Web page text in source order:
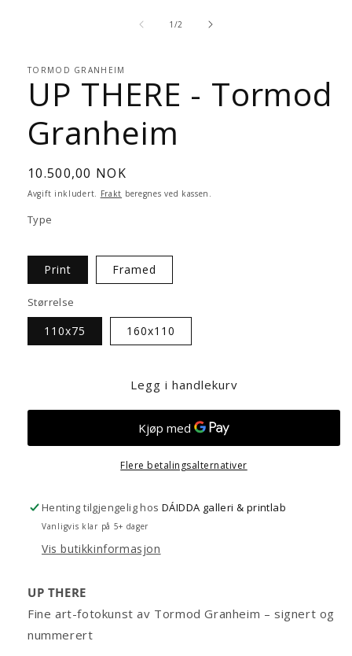
1 /av2
TORMOD GRANHEIM
UP THERE - Tormod
Granheim
Vanlig
pris
10.500,00 NOK
Avgift inkludert. Frakt beregnes ved kassen.
Type
Print Framed
Størrelse
110x75 160x110
Legg i handlekurv
Flere betalingsalternativer
Henting tilgjengelig hos DÁIDDA galleri & printlab
Vanligvis klar på 5+ dager
Vis butikkinformasjon
UP THERE
Fine art-fotokunst av Tormod Granheim – signert og
nummerert